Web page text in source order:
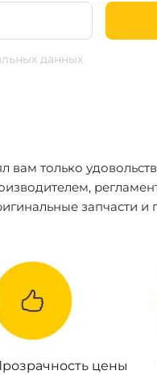
данных
только
запчасти и
цены